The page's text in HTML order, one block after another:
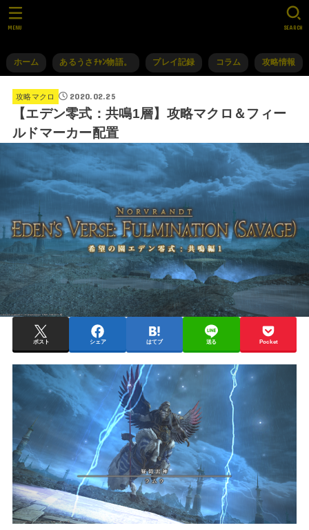
ホーム あるうさﾁｬﾝ物語。 プレイ記録 コラム 攻略情報
SEARCH
MENU
攻略マクロ 2020.02.25
【エデン零式：共鳴1層】攻略マクロ＆フィー
ルドマーカー配置
ポスト シェア はてブ 送る Pocket